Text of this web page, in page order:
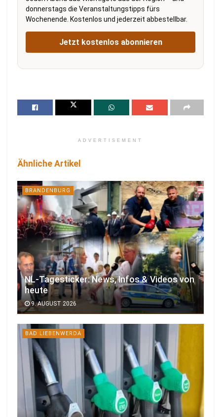
donnerstags die Veranstaltungstipps fürs
Wochenende. Kostenlos und jederzeit abbestellbar.
Jetzt kostenlos abonnieren
ADVERTISEMENT
Ähnliche Artikel
BRANDENBURG
NL-Tagesticker: News, Infos & Videos von
heute
9. AUGUST 2026
BAD LIEBENWERDA